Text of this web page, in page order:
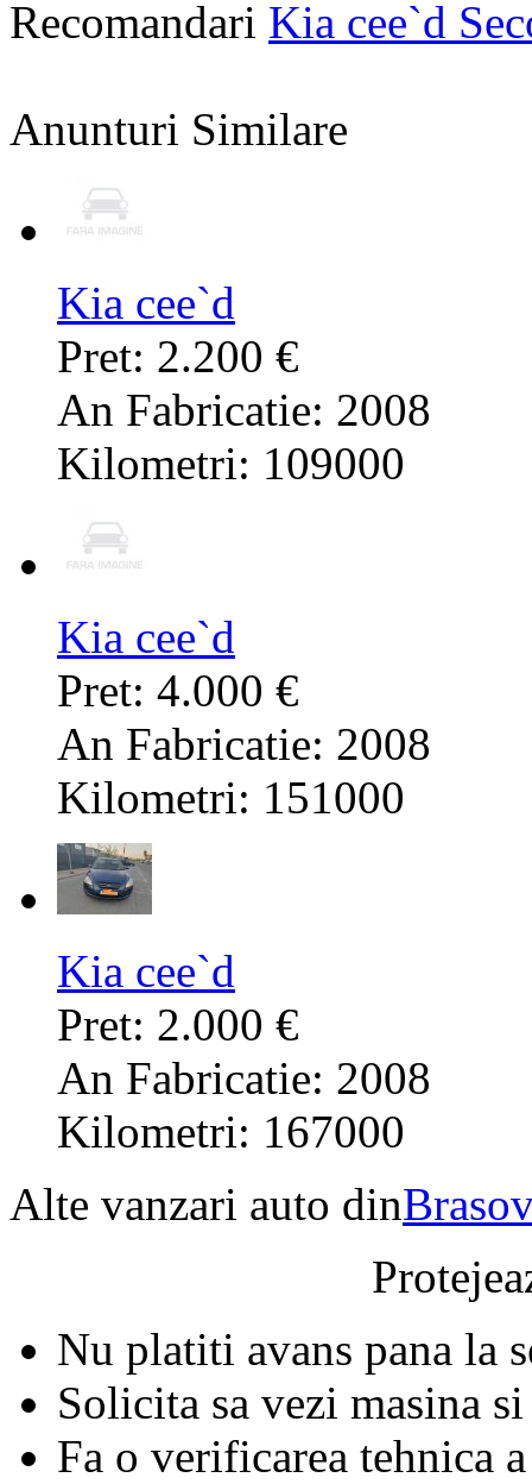
Recomandari Kia cee`d
Anunturi Similare
Kia cee`d
Pret: 2.200 €
An Fabricatie: 2008
Kilometri: 109000
Kia cee`d
Pret: 4.000 €
An Fabricatie: 2008
Kilometri: 151000
Kia cee`d
Pret: 2.000 €
An Fabricatie: 2008
Kilometri: 167000
Alte vanzari auto din
Nu platiti avans pana la
Solicita sa vezi masina si
Fa o verificarea tehnica